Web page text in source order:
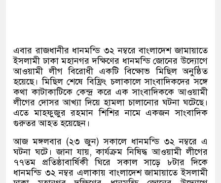
এবার রাজধানীর ধানমন্ডি ৩২ নম্বরে বাংলাদেশ জামায়াতে
ইসলামী ঢাকা মহানগর দক্ষিণের ধানমন্ডি জোনের উদ্যোগে
আওয়ামী লীগ বিরোধী একটি বিক্ষোভ মিছিল অনুষ্ঠিত
হয়েছে। মিছিল শেষে বিফ্রিং চলাকালে সাংবাদিকদের সঙ্গে
কথা কাটাকাটিকে কেন্দ্র করে এক সাংবাদিককে আওয়ামী
লীগের দোসর আখ্যা দিয়ে হামলা চালানোর ঘটনা ঘটেছে।
এতে মাহফুজুর রহমান শিশির নামে একজন সাংবাদিক
গুরুতর আহত হয়েছেন।
আজ মঙ্গলবার (২৩ জুন)সকালে ধানমন্ডি ৩২ নম্বরে এ
ঘটনা ঘটে। জানা যায়,কার্যক্রম নিষিদ্ধ আওয়ামী লীগের
৭৭তম প্রতিষ্ঠাবার্ষিকী ঘিরে সকাল সাড়ে ৮টার দিকে
ধানমন্ডি ৩২ নম্বর এলাকায় বাংলাদেশ জামায়াতে ইসলামী